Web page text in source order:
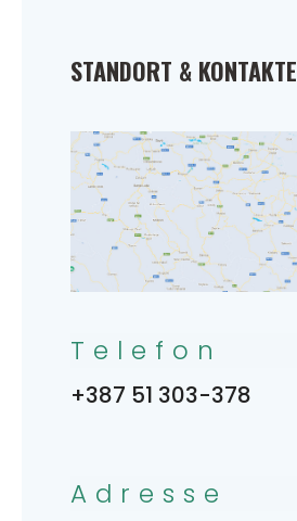
STANDORT & KONTAKTE
Telefon
+387 51 303-378
Adresse